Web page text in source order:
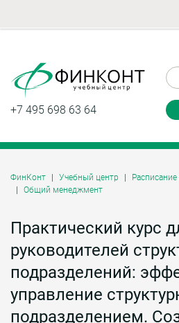
+7 495 698 63 64
ФинКонт Учебный центр
Общий менеджмент
Практический курс
руководителей
подразделений:
управление
подразделением.
звонок
Даю согласие на
конфиденциальности
Заказать